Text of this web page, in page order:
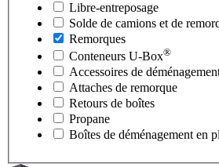
Libre-entreposage
Solde de camions et de
Remorques
Conteneurs U-Box®
Accessoires de
Attaches de remorque
Retours de boîtes
Propane
Boîtes de déménagement en